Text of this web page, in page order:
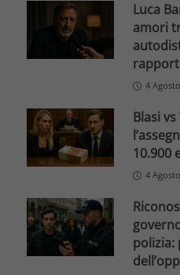
Luca
amori
4
Blasi
10.900
4
polizia: